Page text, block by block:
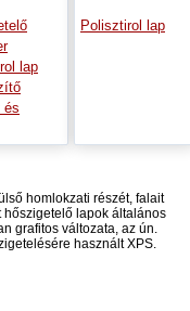
lap
és
Polisztirol lap
homlokzati részét, falait
hőszigetelő lapok általános
grafitos változata, az ún.
használt XPS.